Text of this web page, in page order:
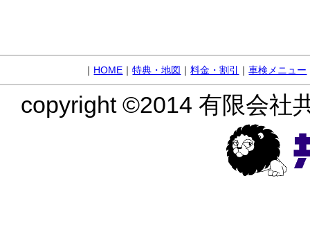
｜ HOME ｜特典・地図 ｜料金・割引 ｜車検メニュー
copyright ©2014 有限会社